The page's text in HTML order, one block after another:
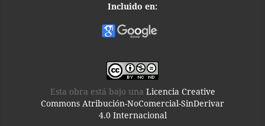
Incluido en:
Esta obra está bajo una Licencia Creative
Commons Atribución-NoComercial-SinDerivar
4.0 Internacional